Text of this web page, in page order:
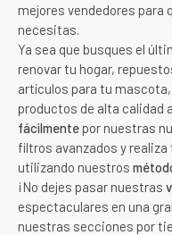
mejores vendedores para
necesitas.
Ya sea que busques el
renovar tu hogar,
artículos para tu mascota,
productos de alta calidad
fácilmente por nuestras
filtros avanzados y
utilizando nuestros
¡No dejes pasar nuestras
espectaculares en una
nuestras secciones por